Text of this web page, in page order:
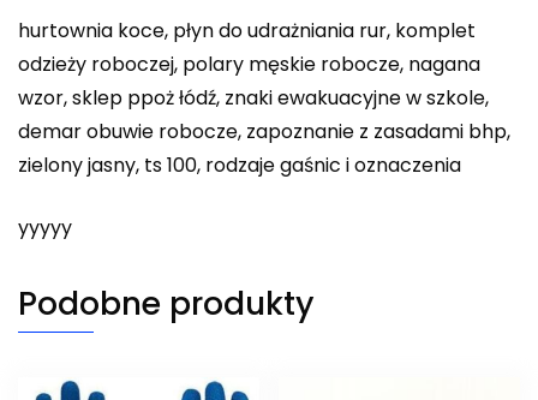
hurtownia koce, płyn do udrażniania rur, komplet
odzieży roboczej, polary męskie robocze, nagana
wzor, sklep ppoż łódź, znaki ewakuacyjne w szkole,
demar obuwie robocze, zapoznanie z zasadami bhp,
zielony jasny, ts 100, rodzaje gaśnic i oznaczenia
yyyyy
Podobne produkty